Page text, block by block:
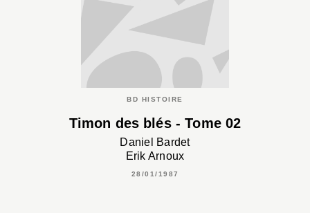
BD HISTOIRE
Timon des blés - Tome 02
Daniel Bardet
Erik Arnoux
28/01/1987